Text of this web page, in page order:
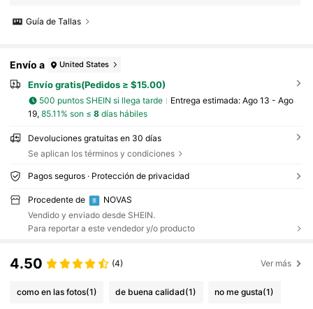
Guía de Tallas
Envío a United States
Envío gratis(Pedidos ≥ $15.00)
500 puntos SHEIN si llega tarde Entrega estimada: Ago 13 - Ago
19, 85.11% son ≤ 8días hábiles
Devoluciones gratuitas en 30 días
Se aplican los términos y condiciones
Pagos seguros · Protección de privacidad
Procedente de
NOVAS
Vendido y enviado desde SHEIN.
Para reportar a este vendedor y/o producto
4.50 (4) Ver más
como en las fotos(1) de buena calidad(1) no me gusta(1)